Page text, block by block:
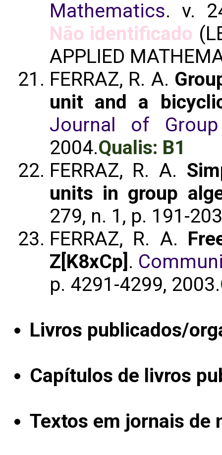
Mathematics. v.
Não identificado
APPLIED
FERRAZ, R. A.
unit and a
Journal of
2004.Qualis: B1
FERRAZ, R. A.
units in group
279, n. 1, p. 191-
FERRAZ, R. A.
Z[K8xCp] .
p. 4291-4299, 2003.
Livros publicados/
Capítulos de livros
Textos em jornais